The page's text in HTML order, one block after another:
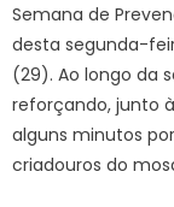
Semana de
desta segunda-
(29). Ao longo da
reforçando, junto
alguns minutos
criadouros do